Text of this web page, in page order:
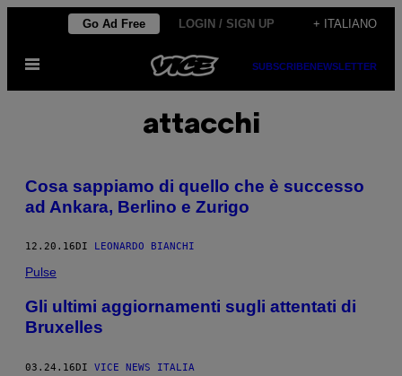
contenuto
Go Ad Free LOGIN / SIGN UP + ITALIANO
Apri
menu
SUBSCRIBENEWSLETTER
attacchi
Cosa sappiamo di quello che è successo
ad Ankara, Berlino e Zurigo
12.20.16 DI LEONARDO BIANCHI
Pulse
Gli ultimi aggiornamenti sugli attentati di
Bruxelles
03.24.16DI VICE NEWS ITALIA